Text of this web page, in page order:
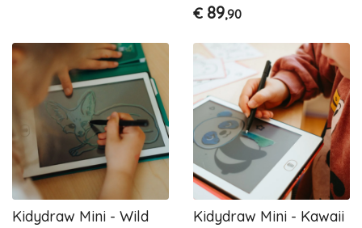
€ 89,90
Kidydraw Mini - Wild
Kidydraw Mini - Kawaii